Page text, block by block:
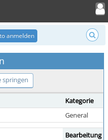
Toggle
anmelden
springen
Kategorie
General
Bearbeitung